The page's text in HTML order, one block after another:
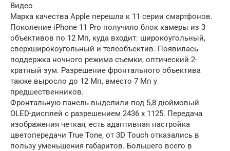
Видео
Марка качества Apple перешла к 11 серии смартфонов.
Поколение iPhone 11 Pro получило блок камеры из 3
объективов по 12 Мп, куда входит: широкоугольный,
сверхширокоугольный и телеобъектив. Появилась
поддержка ночного режима съемки, оптический 2-
кратный зум. Разрешение фронтального объектива
также выросло до 12 Мп, вместо 7 Мп у
предшественников.
Фронтальную панель выделили под 5,8-дюймовый
OLED-дисплей с разрешением 2436 x 1125. Передача
изображения четкая, есть адаптивная настройка
цветопередачи True Tone, от 3D Touch отказались в
пользу уменьшения габаритов. Большего всего в